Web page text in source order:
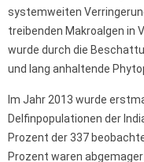
systemweiten
treibenden Makroalgen in
wurde durch die
und lang anhaltende
Im Jahr 2013 wurde
Delfinpopulationen der
Prozent der 337
Prozent waren